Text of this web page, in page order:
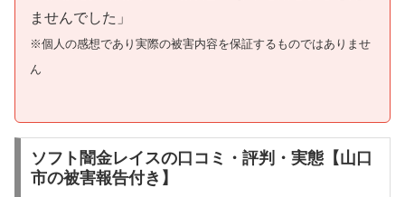
ませんでした」
※個人の感想であり実際の被害内容を保証するものではありませ
ん
ソフト闇金レイスの口コミ・評判・実態【山口
市の被害報告付き】